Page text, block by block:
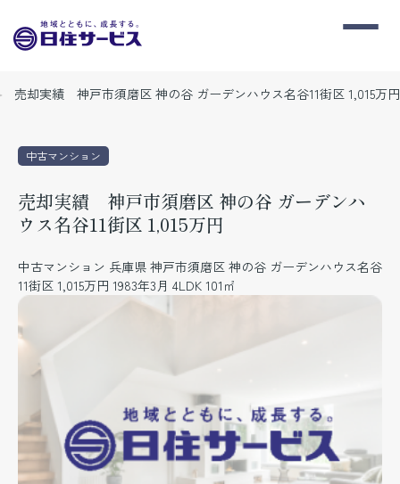
売却実績 神戸市須磨区 神の谷 ガーデンハウス名谷11街区 1,015万円
中古マンション
売却実績 神戸市須磨区 神の谷 ガーデンハ
ウス名谷11街区 1,015万円
中古マンション 兵庫県 神戸市須磨区 神の谷 ガーデンハウス名谷
11街区 1,015万円 1983年3月 4LDK 101㎡